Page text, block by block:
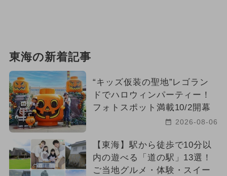
東海の新着記事
“キッズ仮装の聖地”レゴラン
ドでハロウィンパーティー！
フォトスポット満載10/2開幕
2026-08-06
【東海】駅から徒歩で10分以
内の遊べる「道の駅」13選！
ご当地グルメ・体験・スイー